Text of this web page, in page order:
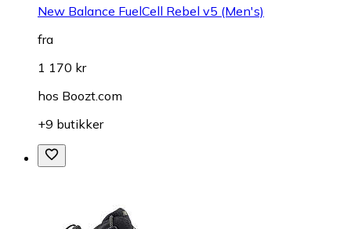
New Balance FuelCell Rebel v5 (Men's)
fra
1 170 kr
hos Boozt.com
+9 butikker